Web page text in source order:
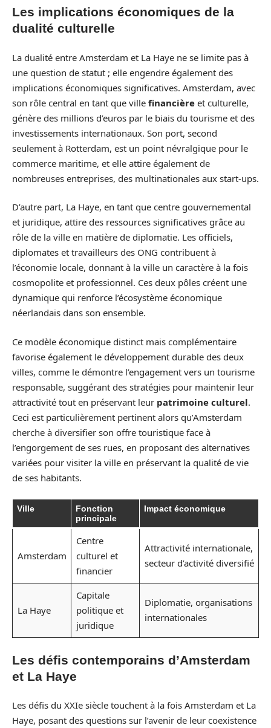
Les implications économiques de la
dualité culturelle
La dualité entre Amsterdam et La Haye ne se limite pas à
une question de statut ; elle engendre également des
implications économiques significatives. Amsterdam, avec
son rôle central en tant que ville financière et culturelle,
génère des millions d’euros par le biais du tourisme et des
investissements internationaux. Son port, second
seulement à Rotterdam, est un point névralgique pour le
commerce maritime, et elle attire également de
nombreuses entreprises, des multinationales aux start-ups.
D’autre part, La Haye, en tant que centre gouvernemental
et juridique, attire des ressources significatives grâce au
rôle de la ville en matière de diplomatie. Les officiels,
diplomates et travailleurs des ONG contribuent à
l’économie locale, donnant à la ville un caractère à la fois
cosmopolite et professionnel. Ces deux pôles créent une
dynamique qui renforce l’écosystème économique
néerlandais dans son ensemble.
Ce modèle économique distinct mais complémentaire
favorise également le développement durable des deux
villes, comme le démontre l’engagement vers un tourisme
responsable, suggérant des stratégies pour maintenir leur
attractivité tout en préservant leur patrimoine culturel.
Ceci est particulièrement pertinent alors qu’Amsterdam
cherche à diversifier son offre touristique face à
l’engorgement de ses rues, en proposant des alternatives
variées pour visiter la ville en préservant la qualité de vie
de ses habitants.
Ville
Fonction
principale
Impact économique
Amsterdam
Centre
culturel et
financier
Attractivité internationale,
secteur d’activité diversifié
La Haye
Capitale
politique et
juridique
Diplomatie, organisations
internationales
Les défis contemporains d’Amsterdam
et La Haye
Les défis du XXIe siècle touchent à la fois Amsterdam et La
Haye, posant des questions sur l’avenir de leur coexistence